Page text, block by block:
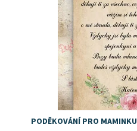
PODĚKOVÁNÍ PRO MAMINKU